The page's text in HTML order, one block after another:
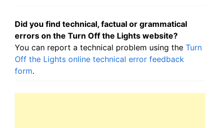
Did you find technical, factual or grammatical
errors on the Turn Off the Lights website?
You can report a technical problem using the Turn
Off the Lights online technical error feedback
form.